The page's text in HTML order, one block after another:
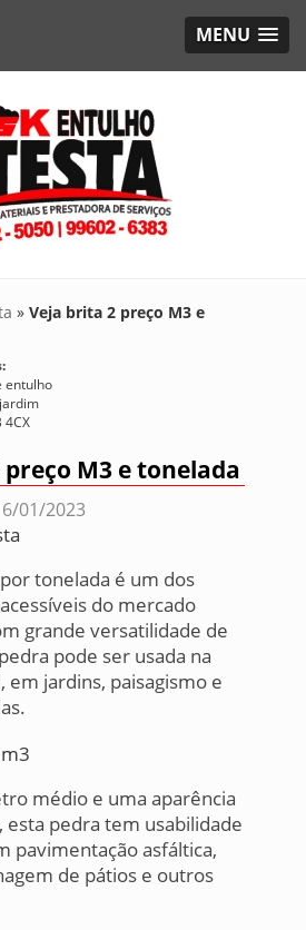
MENU
» Veja brita 2 preço M3 e
entulho
4CX
M3 e tonelada
01/2023
tonelada é um dos
do mercado
grande versatilidade de
pode ser usada na
em jardins, paisagismo e
médio e uma aparência
esta pedra tem usabilidade
pavimentação asfáltica,
de pátios e outros